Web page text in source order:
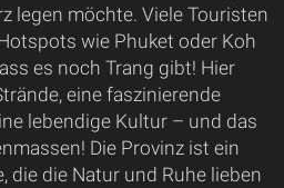
legen möchte. Viele Touristen
wie Phuket oder Koh
es noch Trang gibt! Hier
eine faszinierende
lebendige Kultur – und das
Die Provinz ist ein
die die Natur und Ruhe lieben